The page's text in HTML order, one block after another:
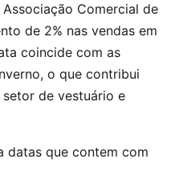
Comercial de
de 2% nas vendas em
coincide com as
o que contribui
de vestuário e
datas que contem com